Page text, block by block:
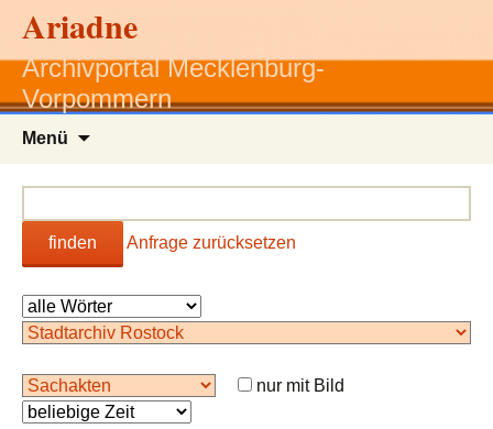
Ariadne
Archivportal Mecklenburg-
Vorpommern
Menü
finden Anfrage zurücksetzen
nur mit Bild